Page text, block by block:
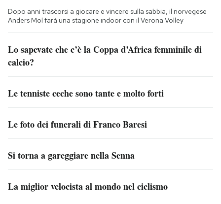
Dopo anni trascorsi a giocare e vincere sulla sabbia, il norvegese
Anders Mol farà una stagione indoor con il Verona Volley
Lo sapevate che c’è la Coppa d’Africa femminile di
calcio?
Le tenniste ceche sono tante e molto forti
Le foto dei funerali di Franco Baresi
Si torna a gareggiare nella Senna
La miglior velocista al mondo nel ciclismo